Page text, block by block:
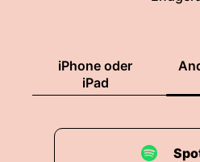
iPhone oder
iPad